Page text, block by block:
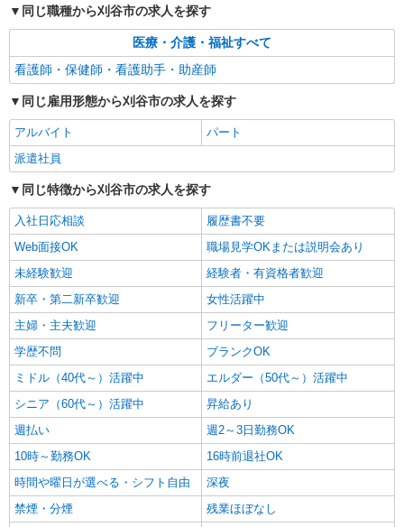
愛知県刈谷市 【最寄駅】小垣江駅
詳細を見る
同じ職種から刈谷市の求人を探す
医療・介護・福祉すべて
看護師・保健師・看護助手・助産師
同じ雇用形態から刈谷市の求人を探す
アルバイト
パート
派遣社員
同じ特徴から刈谷市の求人を探す
入社日応相談
履歴書不要
Web面接OK
職場見学OKまたは説明会あり
未経験歓迎
経験者・有資格者歓迎
新卒・第二新卒歓迎
女性活躍中
主婦・主夫歓迎
フリーター歓迎
学歴不問
ブランクOK
ミドル（40代～）活躍中
エルダー（50代～）活躍中
シニア（60代～）活躍中
昇給あり
週払い
週2～3日勤務OK
10時～勤務OK
16時前退社OK
時間や曜日が選べる・シフト自由
深夜
禁煙・分煙
残業ほぼなし